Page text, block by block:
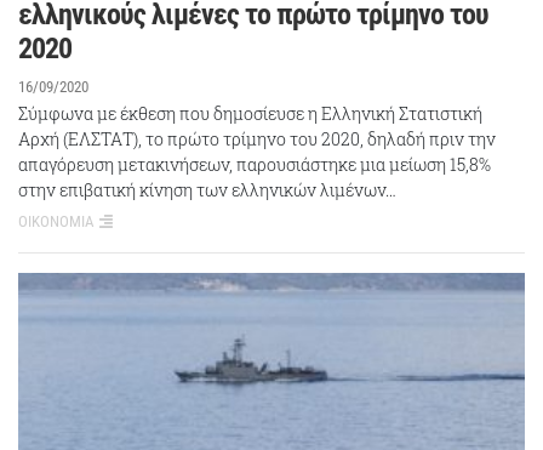
ελληνικούς λιμένες το πρώτο τρίμηνο του
2020
16/09/2020
Σύμφωνα με έκθεση που δημοσίευσε η Ελληνική Στατιστική
Αρχή (ΕΛΣΤΑΤ), το πρώτο τρίμηνο του 2020, δηλαδή πριν την
απαγόρευση μετακινήσεων, παρουσιάστηκε μια μείωση 15,8%
στην επιβατική κίνηση των ελληνικών λιμένων…
ΟΙΚΟΝΟΜΙΑ